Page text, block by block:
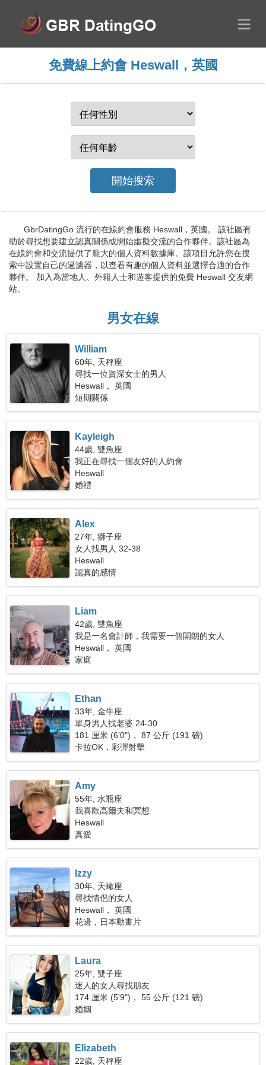
免費線上約會 Heswall，英國
GbrDatingGo 流行的在線約會服務 Heswall，英國。 該社區有
助於尋找想要建立認真關係或開始虛擬交流的合作夥伴。該社區為
在線約會和交流提供了龐大的個人資料數據庫。該項目允許您在搜
索中設置自己的過濾器，以查看有趣的個人資料並選擇合適的合作
夥伴。 加入為當地人、外籍人士和遊客提供的免費 Heswall 交友網
站。
男女在線
William
60年, 天秤座
尋找一位資深女士的男人
Heswall， 英國
短期關係
Kayleigh
44歲, 雙魚座
我正在尋找一個友好的人約會
Heswall
婚禮
Alex
27年, 獅子座
女人找男人 32-38
Heswall
認真的感情
Liam
42歲, 雙魚座
我是一名會計師，我需要一個開朗的女人
Heswall， 英國
家庭
Ethan
33年, 金牛座
單身男人找老婆 24-30
181 厘米 (6'0")， 87 公斤 (191 磅)
卡拉OK，彩彈射擊
Amy
55年, 水瓶座
我喜歡高爾夫和冥想
Heswall
真愛
Izzy
30年, 天蠍座
尋找情侶的女人
Heswall， 英國
花邊，日本動畫片
Laura
25年, 雙子座
迷人的女人尋找朋友
174 厘米 (5'9")， 55 公斤 (121 磅)
婚姻
Elizabeth
22歲, 天秤座